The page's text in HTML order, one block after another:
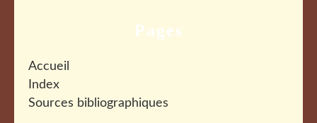
Pages
Accueil
Index
Sources bibliographiques